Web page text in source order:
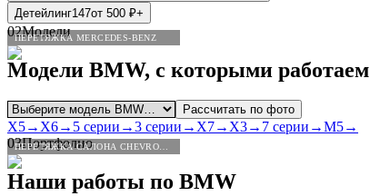
ПЕРЕТЯЖКА MERCEDES-BENZ
Детейлинг147от 500 ₽+
02Модели
Модели BMW, с которыми работаем
Рассчитать по фото
X5→X6→ 5 серии →3 серии →X7→X3→ 7 серии →M5→
03Портфолио
Наши работы по BMW